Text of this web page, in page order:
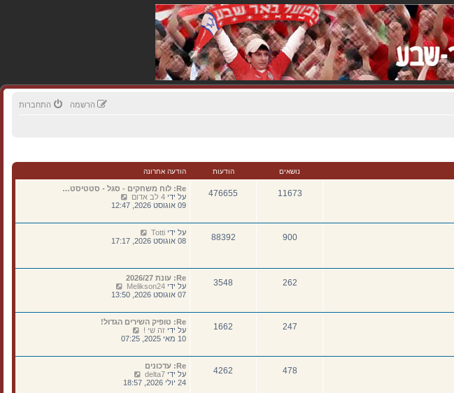
התחברות הרשמה
נושאים הודעות הודעה אחרונה
11673
476655
Re: לוח משחקים - סגל - סטטיסט…
על ידי 4 לב אדום
פ
ב
ו
ד
ה
ח
ר
נ
ה
09 אוגוסט 2026, 12:47
900
88392 על ידי Totti
פ
ו
ד
ע
ה
א
ח
ר
ו
ה
08 אוגוסט 2026, 17:17
262
3548
Re: עונת 2026/27
על ידי Melikson24
פ
ב
ה
ו
07 אוגוסט 2026, 13:50
247
1662
Re: טופיק השירים הגדול!
על ידי זה שי !
פ
ב
ד
ע
10 מאי 2025, 07:25
478
4262
Re: עדכונים
על ידי delta7
פ
24 יולי 2026, 18:57